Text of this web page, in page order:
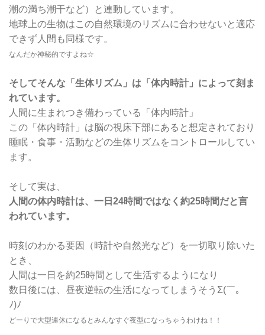
潮の満ち潮干など）と連動しています。
地球上の生物はこの自然環境のリズムに合わせないと適応
できず人間も同様です。
なんだか神秘的ですよね☆
そしてそんな「生体リズム」は「体内時計」によって刻ま
れています。
人間に生まれつき備わっている「体内時計」
この「体内時計」は脳の視床下部にあると想定されており
睡眠・食事・活動などの生体リズムをコントロールしてい
ます。
そして実は、
人間の体内時計は、一日24時間ではなく約25時間だと言
われています。
時刻のわかる要因（時計や自然光など）を一切取り除いた
とき、
人間は一日を約25時間として生活するようになり
数日後には、昼夜逆転の生活になってしまうそうΣ(￣。￣
ﾉ)ﾉ
どーりで大型連休になるとみんなすぐ夜型になっちゃうわけね！！